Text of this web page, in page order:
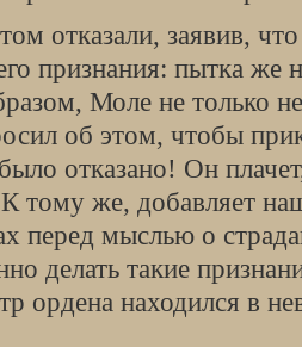
отказали, заявив,
признания: пытка же
Моле не только
об этом, чтобы
отказано! Он
тому же, добавляет
перед мыслью о
делать такие
ордена находился в